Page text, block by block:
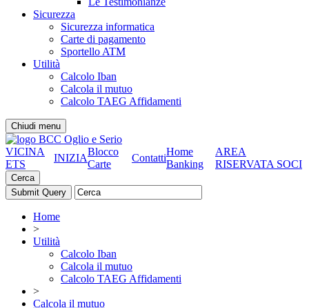
Sicurezza
Sicurezza informatica
Carte di pagamento
Sportello ATM
Utilità
Calcolo Iban
Calcola il mutuo
Calcolo TAEG Affidamenti
Chiudi menu
VICINA
ETS
INIZIA
Blocco
Carte
Contatti
Home
Banking
AREA
RISERVATA SOCI
Cerca
Home
>
Utilità
Calcolo Iban
Calcola il mutuo
Calcolo TAEG Affidamenti
>
Calcola il mutuo